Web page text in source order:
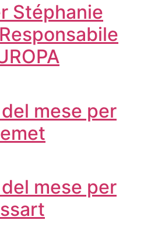
Stéphanie
mese per
mese per